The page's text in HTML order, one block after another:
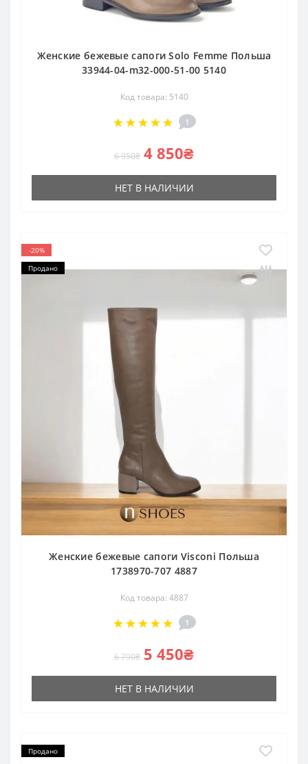
Женские бежевые сапоги Solo Femme Польша
33944-04-m32-000-51-00 5140
Код товара: 5140
1
6 950₴ 4 850₴
НЕТ В НАЛИЧИИ
-20%
Продано
Женские бежевые сапоги Visconi Польша
1738970-707 4887
Код товара: 4887
1
6 790₴ 5 450₴
НЕТ В НАЛИЧИИ
Продано